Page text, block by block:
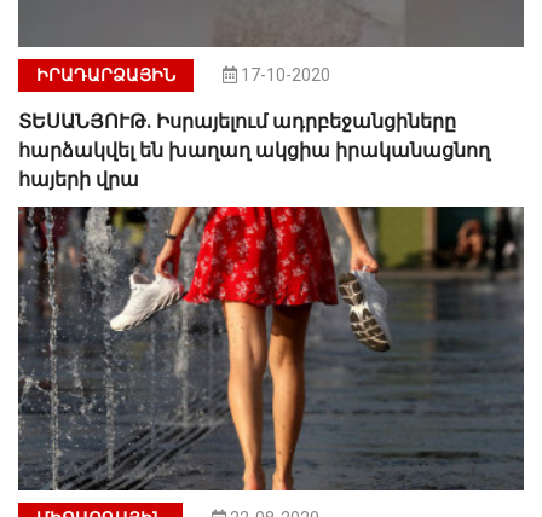
ԻՐԱԴԱՐՁԱՅԻՆ 17-10-2020
ՏԵՍԱՆՅՈՒԹ. Իսրայելում ադրբեջանցիները
հարձակվել են խաղաղ ակցիա իրականացնող
հայերի վրա